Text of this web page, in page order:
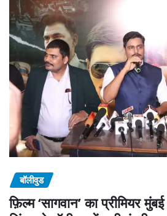
बॉलीवुड
फ़िल्म ‘सागवान’ का प्रीमियर